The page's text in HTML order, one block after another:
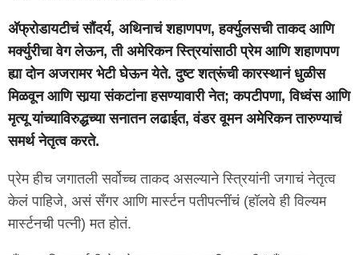
अ‍ॅफ्रोडायटीचं सौंदर्य, अथिनाचं शहाणपण, हर्क्युलसची ताकद आणि
मर्क्युरीचा वेग लेऊन, ती अमेरिकन स्त्रियांसाठी प्रेम आणि शहाणपण
ह्या दोन अजरामर भेटी घेऊन येते. दुष्ट शत्रूंची कारस्थानं धुळीस
मिळवून आणि सार्‍या संकटांना हसण्यावारी नेत; कपटीपणा, विध्वंस आणि
मृत्यू यांच्याविरुद्धच्या सनातन लढाईत, वंडर वूमन अमेरिकन तारुण्याचं
समर्थ नेतृत्व करते.
प्रेम हीच जगातली सर्वोच्च ताकद असल्याने स्त्रियांनी जगाचं नेतृत्व
केलं पाहिजे, असं सँगर आणि मार्स्टन पतीपत्नींचं (हॉलवे ही विल्यम
मार्स्टनची पत्नी) मत होतं.